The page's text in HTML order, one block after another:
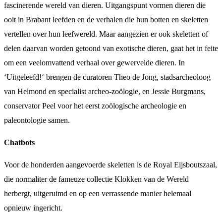
fascinerende wereld van dieren. Uitgangspunt vormen dieren die
ooit in Brabant leefden en de verhalen die hun botten en skeletten
vertellen over hun leefwereld. Maar aangezien er ook skeletten of
delen daarvan worden getoond van exotische dieren, gaat het in feite
om een veelomvattend verhaal over gewervelde dieren. In
‘Uitgeleefd!‘ brengen de curatoren Theo de Jong, stadsarcheoloog
van Helmond en specialist archeo-zoölogie, en Jessie Burgmans,
conservator Peel voor het eerst zoölogische archeologie en
paleontologie samen.
Chatbots
Voor de honderden aangevoerde skeletten is de Royal Eijsboutszaal,
die normaliter de fameuze collectie Klokken van de Wereld
herbergt, uitgeruimd en op een verrassende manier helemaal
opnieuw ingericht.